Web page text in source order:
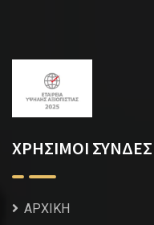
ΧΡΗΣΙΜΟΙ
ΑΡΧΙΚΗ